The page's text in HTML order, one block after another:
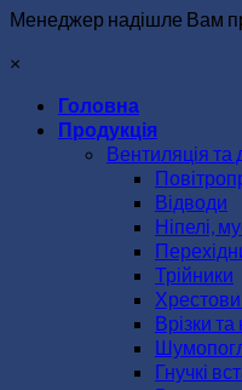
Менеджер надішле Вам
×
Головна
Продукція
Вентиляція
Відводи
Ніпелі,
Трійники
Врізки
Гнучкі